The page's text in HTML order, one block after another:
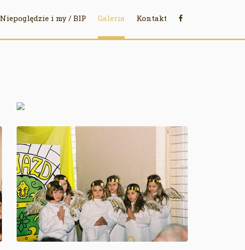
Niepoględzie i my / BIP Galeria Kontakt